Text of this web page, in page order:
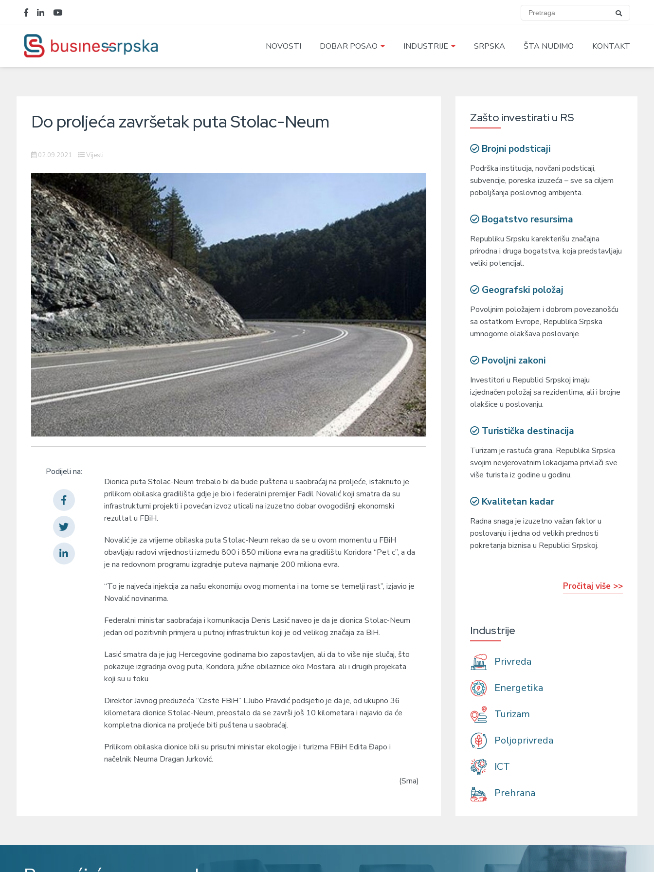
NOVOSTI DOBAR POSAO INDUSTRIJE SRPSKA ŠTA NUDIMO KONTAKT
Do proljeća završetak puta Stolac-Neum
02.09.2021 Vijesti
Podijeli na:
Dionica puta Stolac-Neum trebalo bi da bude puštena u saobraćaj na proljeće, istaknuto je
prilikom obilaska gradilišta gdje je bio i federalni premijer Fadil Novalić koji smatra da su
infrastrukturni projekti i povećan izvoz uticali na izuzetno dobar ovogodišnji ekonomski
rezultat u FBiH.
Novalić je za vrijeme obilaska puta Stolac-Neum rekao da se u ovom momentu u FBiH
obavljaju radovi vrijednosti između 800 i 850 miliona evra na gradilištu Koridora “Pet c”, a da
je na redovnom programu izgradnje puteva najmanje 200 miliona evra.
“To je najveća injekcija za našu ekonomiju ovog momenta i na tome se temelji rast”, izjavio je
Novalić novinarima.
Federalni ministar saobraćaja i komunikacija Denis Lasić naveo je da je dionica Stolac-Neum
jedan od pozitivnih primjera u putnoj infrastrukturi koji je od velikog značaja za BiH.
Lasić smatra da je jug Hercegovine godinama bio zapostavljen, ali da to više nije slučaj, što
pokazuje izgradnja ovog puta, Koridora, južne obilaznice oko Mostara, ali i drugih projekata
koji su u toku.
Direktor Javnog preduzeća “Ceste FBiH” LJubo Pravdić podsjetio je da je, od ukupno 36
kilometara dionice Stolac-Neum, preostalo da se završi još 10 kilometara i najavio da će
kompletna dionica na proljeće biti puštena u saobraćaj.
Prilikom obilaska dionice bili su prisutni ministar ekologije i turizma FBiH Edita Đapo i
načelnik Neuma Dragan Jurković.
(Srna)
Zašto investirati u RS
Brojni podsticaji
Podrška institucija, novčani podsticaji,
subvencije, poreska izuzeća – sve sa ciljem
poboljšanja poslovnog ambijenta.
Bogatstvo resursima
Republiku Srpsku karekterišu značajna
prirodna i druga bogatstva, koja predstavljaju
veliki potencijal.
Geografski položaj
Povoljnim položajem i dobrom povezanošću
sa ostatkom Evrope, Republika Srpska
umnogome olakšava poslovanje.
Povoljni zakoni
Investitori u Republici Srpskoj imaju
izjednačen položaj sa rezidentima, ali i brojne
olakšice u poslovanju.
Turistička destinacija
Turizam je rastuća grana. Republika Srpska
svojim nevjerovatnim lokacijama privlači sve
više turista iz godine u godinu.
Kvalitetan kadar
Radna snaga je izuzetno važan faktor u
poslovanju i jedna od velikih prednosti
pokretanja biznisa u Republici Srpskoj.
Pročitaj više >>
Industrije
Privreda
Energetika
Turizam
Poljoprivreda
ICT
Prehrana